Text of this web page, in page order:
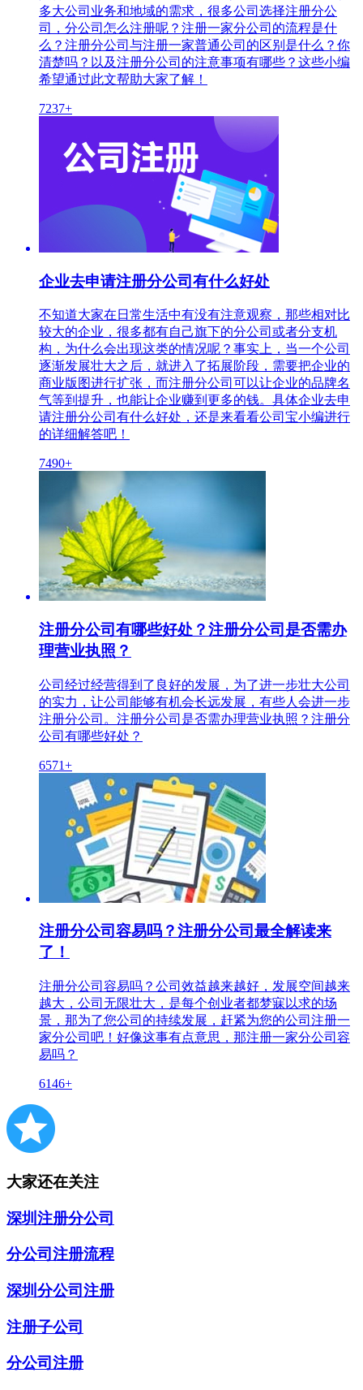
多大公司业务和地域的需求，很多公司选择注册分公
司，分公司怎么注册呢？注册一家分公司的流程是什
么？注册分公司与注册一家普通公司的区别是什么？你
清楚吗？以及注册分公司的注意事项有哪些？这些小编
希望通过此文帮助大家了解！
7237+
企业去申请注册分公司有什么好处
不知道大家在日常生活中有没有注意观察，那些相对比
较大的企业，很多都有自己旗下的分公司或者分支机
构，为什么会出现这类的情况呢？事实上，当一个公司
逐渐发展壮大之后，就进入了拓展阶段，需要把企业的
商业版图进行扩张，而注册分公司可以让企业的品牌名
气等到提升，也能让企业赚到更多的钱。具体企业去申
请注册分公司有什么好处，还是来看看公司宝小编进行
的详细解答吧！
7490+
注册分公司有哪些好处？注册分公司是否需办
理营业执照？
公司经过经营得到了良好的发展，为了进一步壮大公司
的实力，让公司能够有机会长远发展，有些人会进一步
注册分公司。注册分公司是否需办理营业执照？注册分
公司有哪些好处？
6571+
注册分公司容易吗？注册分公司最全解读来
了！
注册分公司容易吗？公司效益越来越好，发展空间越来
越大，公司无限壮大，是每个创业者都梦寐以求的场
景，那为了您公司的持续发展，赶紧为您的公司注册一
家分公司吧！好像这事有点意思，那注册一家分公司容
易吗？
6146+
大家还在关注
深圳注册分公司
分公司注册流程
深圳分公司注册
注册子公司
分公司注册